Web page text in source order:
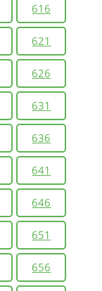
616
621
626
631
636
641
646
651
656